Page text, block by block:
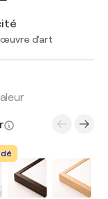
œuvre d'art